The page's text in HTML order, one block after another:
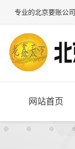
专业的北京要账公司
网站首页